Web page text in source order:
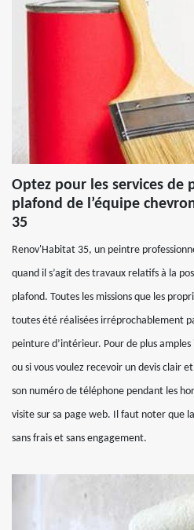
Optez pour les services de
plafond de l’équipe
35
Renov'Habitat 35, un peintre
quand il s’agit des travaux relatifs à la
plafond. Toutes les missions que les
toutes été réalisées irréprochablement
peinture d’intérieur. Pour de plus
ou si vous voulez recevoir un devis clair
son numéro de téléphone pendant les
visite sur sa page web. Il faut noter que
sans frais et sans engagement.